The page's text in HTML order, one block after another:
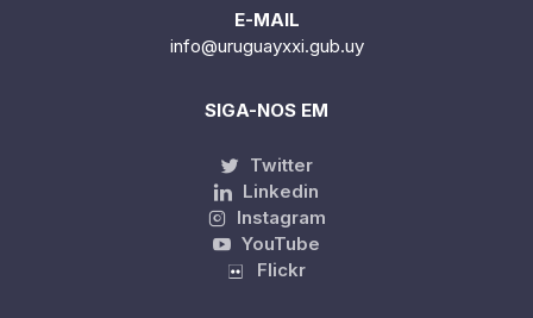
E-MAIL
info@uruguayxxi.gub.uy
SIGA-NOS EM
Twitter
Linkedin
Instagram
YouTube
Flickr